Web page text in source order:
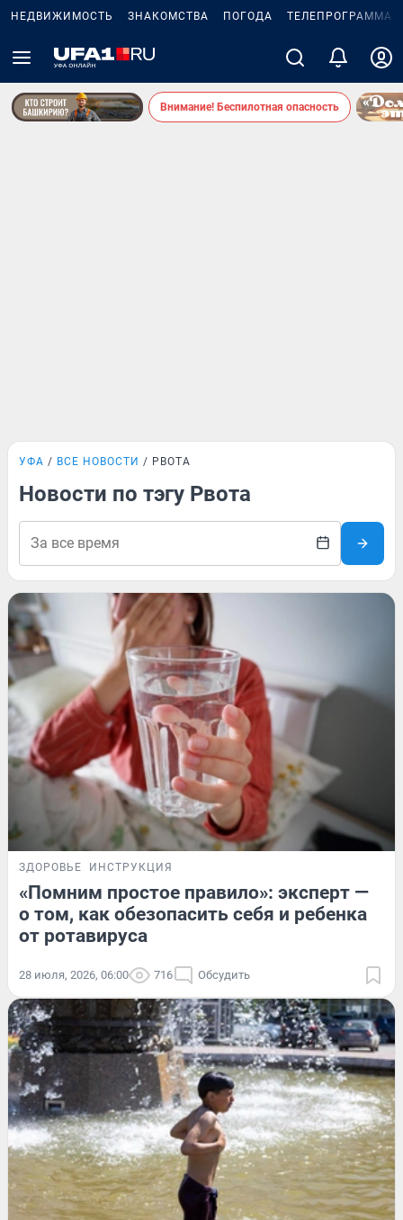
НЕДВИЖИМОСТЬ ЗНАКОМСТВА ПОГОДА ТЕЛЕПРОГРАММА
Внимание! Беспилотная опасность
УФА ВСЕ НОВОСТИ РВОТА
Новости по тэгу Рвота
ЗДОРОВЬЕ ИНСТРУКЦИЯ
«Помним простое правило»: эксперт —
о том, как обезопасить себя и ребенка
от ротавируса
28 июля, 2026, 06:00 716 Обсудить